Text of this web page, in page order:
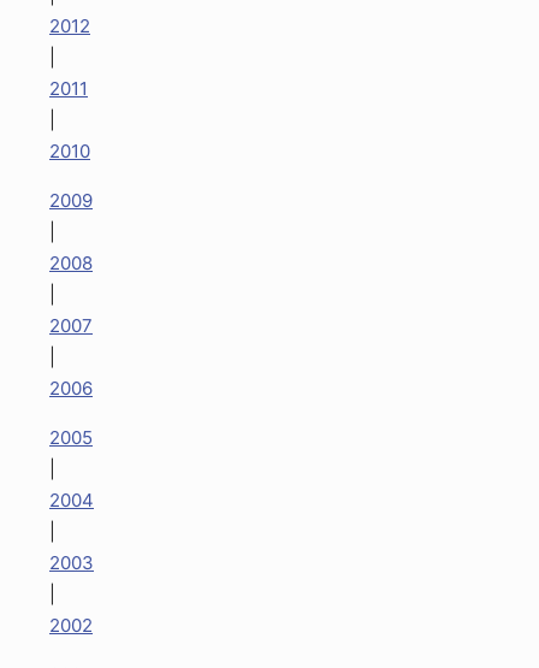
2012
2011
2010
2009
2008
2007
2006
2005
2004
2003
2002